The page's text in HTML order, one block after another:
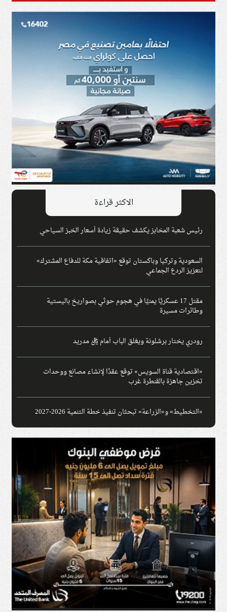
الاكثر قراءة
رئيس شعبة المخابز يكشف حقيقة زيادة أسعار الخبز السياحي
السعودية وتركيا وباكستان توقع «اتفاقية مكة للدفاع المشترك»
لتعزيز الردع الجماعي
مقتل 17 عسكريًا يمنيًا في هجوم حوثي بصواريخ باليستية
وطائرات مسيرة
رودري يختار برشلونة ويغلق الباب أمام ريال مدريد
«اقتصادية قناة السويس» توقع عقدًا لإنشاء مصانع ووحدات
تخزين جاهزة بالقنطرة غرب
«التخطيط» و«الزراعة» تبحثان تنفيذ خطة التنمية 2026-2027